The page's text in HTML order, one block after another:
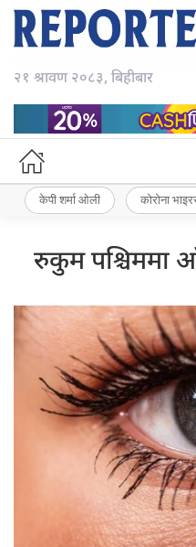
२१ श्रावण २०८३, बिहीबार
केपी शर्मा ओली कोरोना
रुकुम पश्चिममा